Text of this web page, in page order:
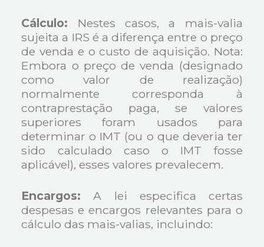
Cálculo: Nestes casos, a mais-valia
sujeita a IRS é a diferença entre o preço
de venda e o custo de aquisição. Nota:
Embora o preço de venda (designado
como valor de realização)
normalmente corresponda à
contraprestação paga, se valores
superiores foram usados para
determinar o IMT (ou o que deveria ter
sido calculado caso o IMT fosse
aplicável), esses valores prevalecem.
Encargos: A lei especifica certas
despesas e encargos relevantes para o
cálculo das mais-valias, incluindo: